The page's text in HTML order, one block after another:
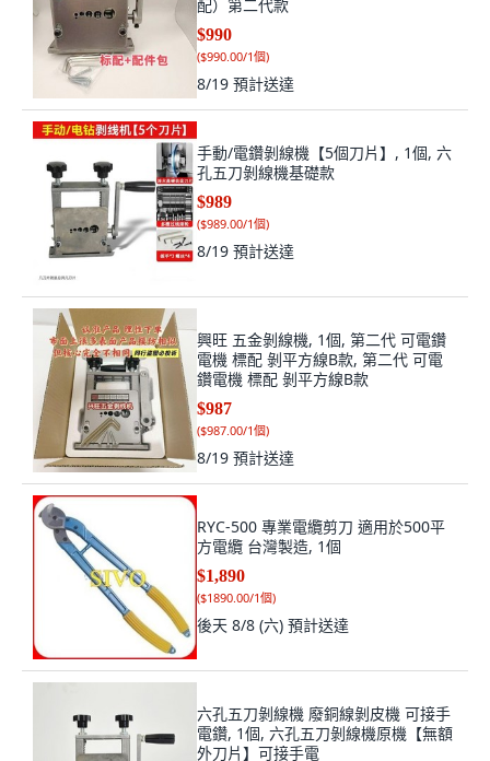
$990
($990.00/1個)
8/19 預計送達
手動/電鑽剝線機【5個刀片】, 1個, 六
孔五刀剝線機基礎款
$989
($989.00/1個)
8/19 預計送達
興旺 五金剝線機, 1個, 第二代 可電鑽
電機 標配 剝平方線B款, 第二代 可電
鑽電機 標配 剝平方線B款
$987
($987.00/1個)
8/19 預計送達
RYC-500 專業電纜剪刀 適用於500平
方電纜 台灣製造, 1個
$1,890
($1890.00/1個)
後天 8/8 (六) 預計送達
六孔五刀剝線機 廢銅線剝皮機 可接手
電鑽, 1個, 六孔五刀剝線機原機【無額
外刀片】可接手電